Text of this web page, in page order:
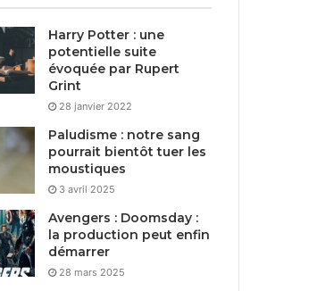
Harry Potter : une
potentielle suite
évoquée par Rupert
Grint
28 janvier 2022
Paludisme : notre sang
pourrait bientôt tuer les
moustiques
3 avril 2025
Avengers : Doomsday :
la production peut enfin
démarrer
28 mars 2025